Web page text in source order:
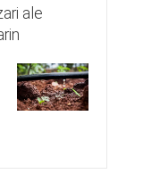
ale